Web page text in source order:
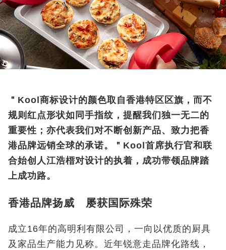
＂Kool商标设计的颜色取自香港特区区旗，而不
规则红点形状如同手指纹，提醒我们独一无二的
重要性；亦代表我们对不断创新产品、致力把香
港品牌远销全球的承诺。＂Kool首席执行官和联
合始创人江浩榗对设计的执着，成功带领品牌踏
上成功路。
香港品牌扬威 屡获国际殊荣
成立16年的高明利有限公司，一向以优质的厨具
及家品生产能力见称。近年锐意走品牌化路线，